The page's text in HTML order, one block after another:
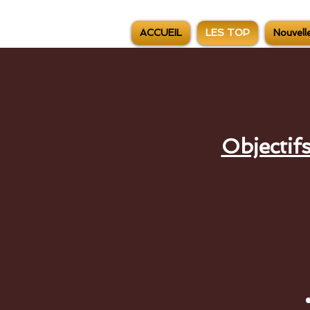
ACCUEIL LES TOP